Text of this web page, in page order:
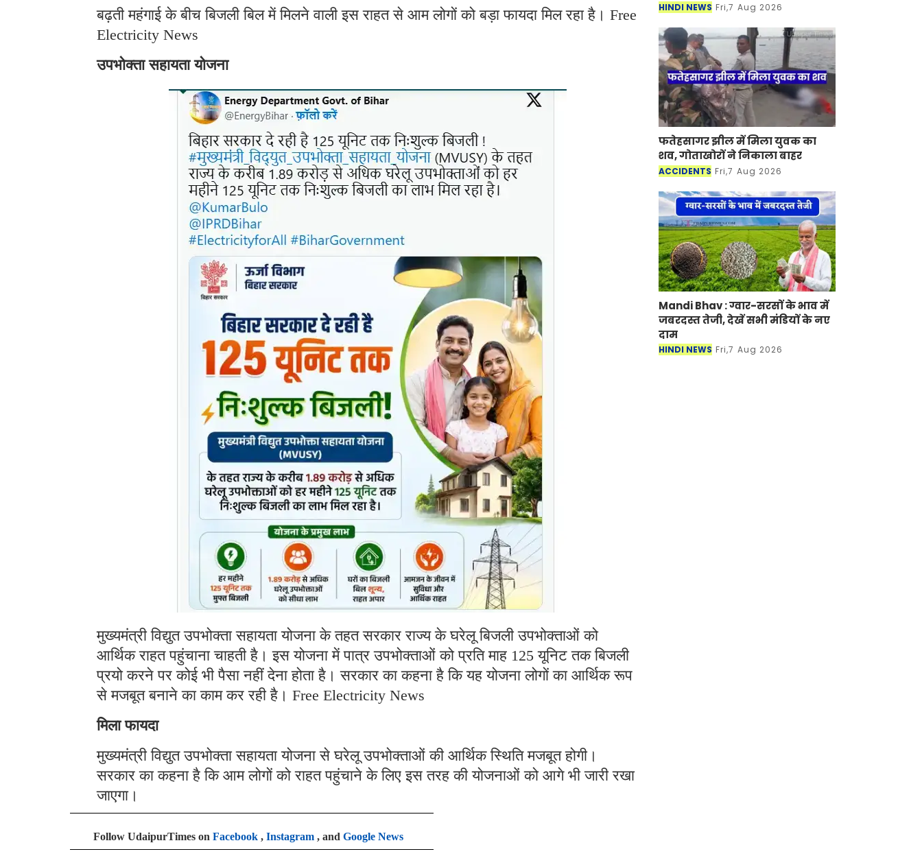
बढ़ती महंगाई के बीच बिजली बिल में मिलने वाली इस राहत से आम लोगों को बड़ा फायदा मिल रहा है। Free
Electricity News
उपभोक्ता सहायता योजना
मुख्यमंत्री विद्युत उपभोक्ता सहायता योजना के तहत सरकार राज्य के घरेलू बिजली उपभोक्ताओं को
आर्थिक राहत पहुंचाना चाहती है। इस योजना में पात्र उपभोक्ताओं को प्रति माह 125 यूनिट तक बिजली
प्रयो करने पर कोई भी पैसा नहीं देना होता है। सरकार का कहना है कि यह योजना लोगों का आर्थिक रूप
से मजबूत बनाने का काम कर रही है। Free Electricity News
मिला फायदा
मुख्यमंत्री विद्युत उपभोक्ता सहायता योजना से घरेलू उपभोक्ताओं की आर्थिक स्थिति मजबूत होगी।
सरकार का कहना है कि आम लोगों को राहत पहुंचाने के लिए इस तरह की योजनाओं को आगे भी जारी रखा
जाएगा।
Follow UdaipurTimes on Facebook , Instagram , and Google News
HINDI NEWS Fri,7 Aug 2026
फतेहसागर झील में मिला युवक का
शव, गोताखोरों ने निकाला बाहर
ACCIDENTS Fri,7 Aug 2026
Mandi Bhav : ग्वार-सरसों के भाव में
जबरदस्त तेजी, देखें सभी मंडियों के नए
दाम
HINDI NEWS Fri,7 Aug 2026